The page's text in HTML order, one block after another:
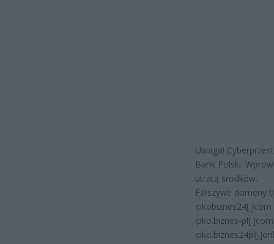
Uwaga!
Bank Polski.
utratą środków.
Fałszywe domeny
ipkobiznes24[.]com
ipko.biznes-pl[.]com